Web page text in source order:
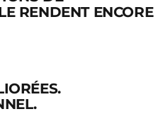
RENDENT ENCORE